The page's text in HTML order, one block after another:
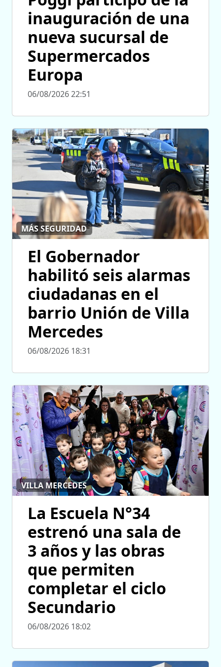
inauguración de una
nueva sucursal de
Supermercados
Europa
06/08/2026 22:51
MÁS SEGURIDAD
El Gobernador
habilitó seis alarmas
ciudadanas en el
barrio Unión de Villa
Mercedes
06/08/2026 18:31
VILLA MERCEDES
La Escuela N°34
estrenó una sala de
3 años y las obras
que permiten
completar el ciclo
Secundario
06/08/2026 18:02